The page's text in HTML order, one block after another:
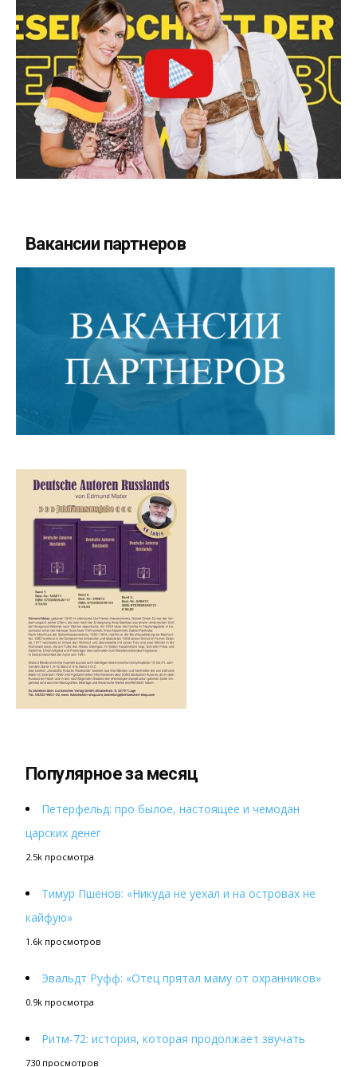
Вакансии партнеров
Популярное за месяц
Петерфельд: про былое, настоящее и чемодан
царских денег
2.5k просмотра
Тимур Пшенов: «Никуда не уехал и на островах не
кайфую»
1.6k просмотров
Эвальдт Руфф: «Отец прятал маму от охранников»
0.9k просмотра
Ритм-72: история, которая продолжает звучать
730 просмотров